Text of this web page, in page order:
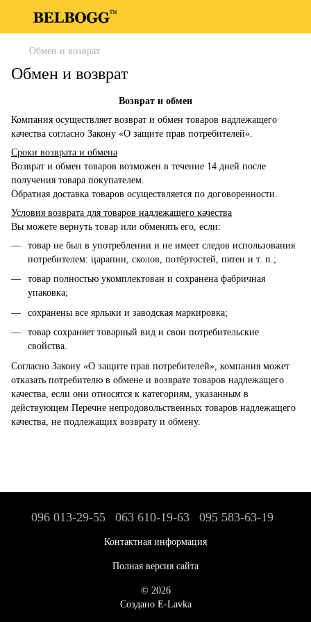
Обмен и возврат
Обмен и возврат
Возврат и обмен
Компания осуществляет возврат и обмен товаров надлежащего
качества согласно Закону «О защите прав потребителей».
Сроки возврата и обмена
Возврат и обмен товаров возможен в течение 14 дней после
получения товара покупателем.
Обратная доставка товаров осуществляется по договоренности.
Условия возврата для товаров надлежащего качества
Вы можете вернуть товар или обменять его, если:
товар не был в употреблении и не имеет следов использования
потребителем: царапин, сколов, потёртостей, пятен и т. п.;
товар полностью укомплектован и сохранена фабричная
упаковка;
сохранены все ярлыки и заводская маркировка;
товар сохраняет товарный вид и свои потребительские
свойства.
Согласно Закону «О защите прав потребителей», компания может
отказать потребителю в обмене и возврате товаров надлежащего
качества, если они относятся к категориям, указанным в
действующем Перечне непродовольственных товаров надлежащего
качества, не подлежащих возврату и обмену.
096 013-29-55 063 610-19-63 095 583-63-19
Контактная информация
Полная версия сайта
© 2026
Создано E-Lavka